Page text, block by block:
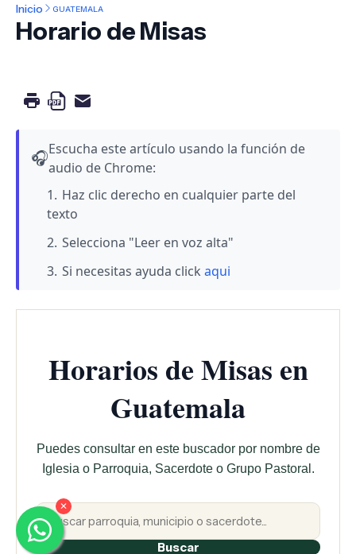
✕
Inicio GUATEMALA
Horario de Misas
🎧Escucha este artículo usando la función de
audio de Chrome:
Haz clic derecho en cualquier parte del
texto
Selecciona "Leer en voz alta"
Si necesitas ayuda click aqui
Horarios de Misas en
Guatemala
Puedes consultar en este buscador por nombre de
Iglesia o Parroquia, Sacerdote o Grupo Pastoral.
Buscar